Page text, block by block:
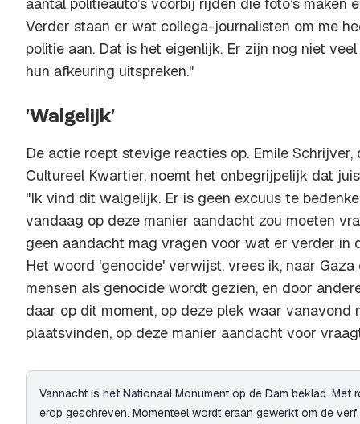
Verder staan er wat collega-journalisten om me
politie aan. Dat is het eigenlijk. Er zijn nog niet
hun afkeuring uitspreken."
'Walgelijk'
De actie roept stevige reacties op. Emile
Cultureel Kwartier, noemt het onbegrijpelijk dat
"Ik vind dit walgelijk. Er is geen excuus te
vandaag op deze manier aandacht zou moeten
geen aandacht mag vragen voor wat er verder in
Het woord 'genocide' verwijst, vrees ik, naar
mensen als genocide wordt gezien, en door
daar op dit moment, op deze plek waar vanavond
plaatsvinden, op deze manier aandacht voor
Vannacht is het Nationaal Monument op de Dam beklad. Met
erop geschreven. Momenteel wordt eraan gewerkt om de